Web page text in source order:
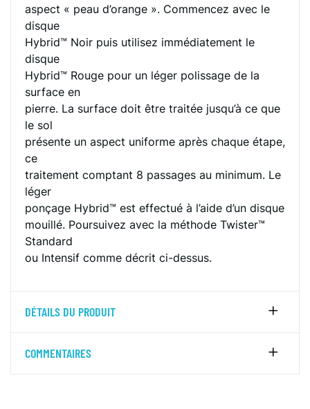
aspect « peau d’orange ». Commencez avec le
disque
Hybrid™ Noir puis utilisez immédiatement le
disque
Hybrid™ Rouge pour un léger polissage de la
surface en
pierre. La surface doit être traitée jusqu’à ce que
le sol
présente un aspect uniforme après chaque étape,
ce
traitement comptant 8 passages au minimum. Le
léger
ponçage Hybrid™ est effectué à l’aide d’un disque
mouillé. Poursuivez avec la méthode Twister™
Standard
ou Intensif comme décrit ci-dessus.
DÉTAILS DU PRODUIT
COMMENTAIRES